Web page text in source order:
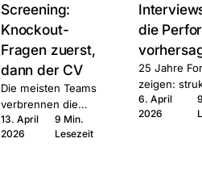
Screening:
Knockout-
Fragen zuerst,
dann der CV
Die meisten Teams
verbrennen die
falsche
Aufmerksamkeit auf
13. April
2026
9 Min.
Lesezeit
die
25 Jahre
zeigen:
schlägt
deutlich.
6. April
2026